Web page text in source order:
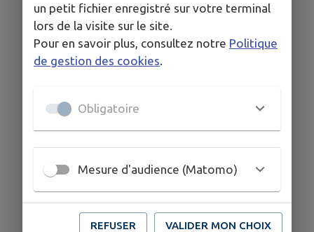
un petit fichier enregistré sur votre terminal
lors de la visite sur le site.
Pour en savoir plus, consultez notre Politique
de gestion des cookies
Obligatoire
Mesure d'audience (Matomo)
REFUSER VALIDER MON CHOIX